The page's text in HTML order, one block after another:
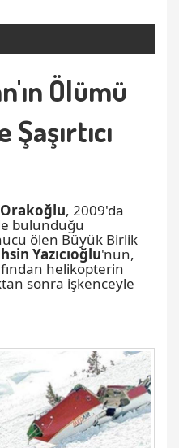
Ölümü
, 2009'da
bulunduğu
ölen Büyük Birlik
Yazıcıoğlu'nun,
helikopterin
sonra işkenceyle